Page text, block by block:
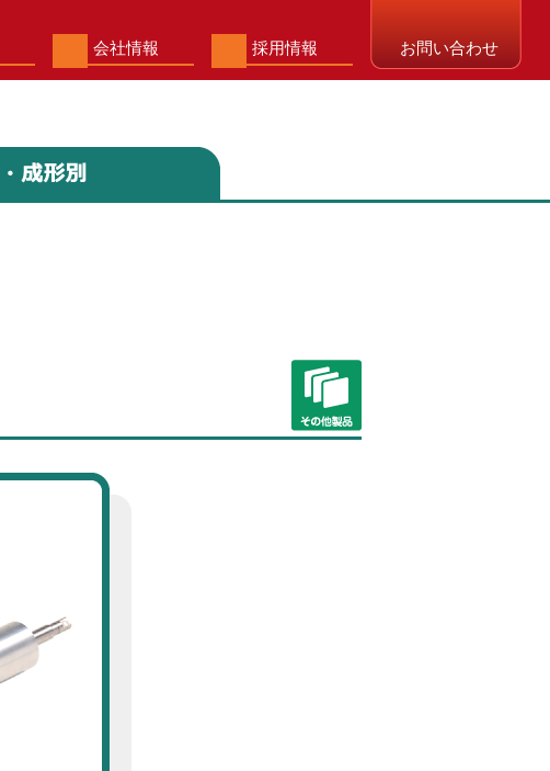
会社情報 採用情報 お問い合わせ